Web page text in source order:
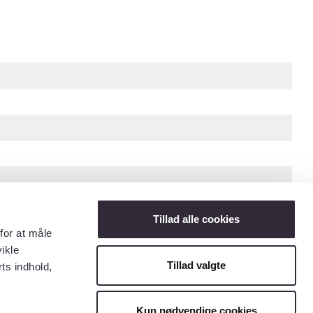
at måle
indhold,
Tillad alle cookies
Tillad valgte
Kun nødvendige cookies
« Forrige billede Næste billede »